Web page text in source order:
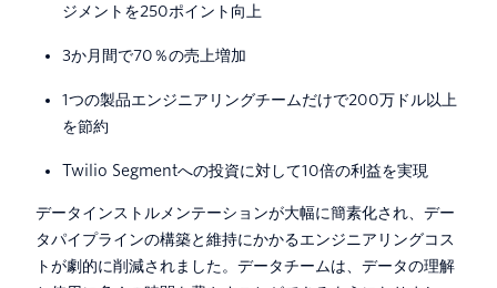
ジメントを250ポイント向上
3か月間で70％の売上増加
1つの製品エンジニアリングチームだけで200万ドル以上
を節約
Twilio Segmentへの投資に対して10倍の利益を実現
データインストルメンテーションが大幅に簡素化され、デー
タパイプラインの構築と維持にかかるエンジニアリングコス
トが劇的に削減されました。データチームは、データの理解